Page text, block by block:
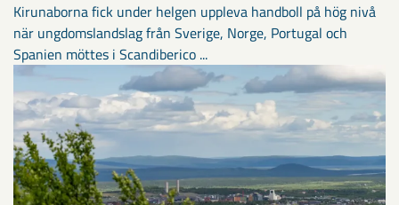
Kirunaborna fick under helgen uppleva handboll på hög nivå
när ungdomslandslag från Sverige, Norge, Portugal och
Spanien möttes i Scandiberico ...